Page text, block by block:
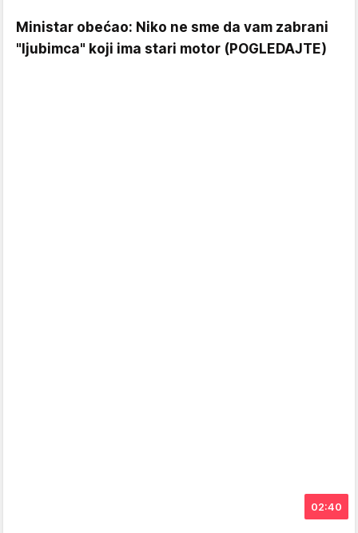
Ministar obećao: Niko ne sme da vam zabrani
"ljubimca" koji ima stari motor (POGLEDAJTE)
02:40